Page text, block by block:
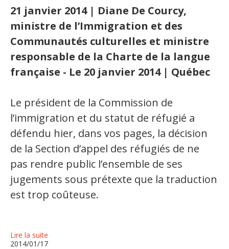
Secteurs d'activité
Hébergement et restauration
Plastiques et composites
Télécommunications
Aéronautique
Métallurgie
Automobile
Terminologie
Ressources terminologiques
Jeux et outils terminolinguistiques
21 janvier 2014 | Diane De Courcy,
ministre de l’Immigration et des
Communautés culturelles et ministre
responsable de la Charte de la langue
française - Le 20 janvier 2014 | Québec
Le président de la Commission de
l’immigration et du statut de réfugié a
défendu hier, dans vos pages, la décision
de la Section d’appel des réfugiés de ne
pas rendre public l’ensemble de ses
jugements sous prétexte que la traduction
est trop coûteuse.
Lire la suite
2014/01/17